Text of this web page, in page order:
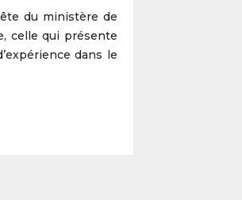
du ministère de
celle qui présente
dans le